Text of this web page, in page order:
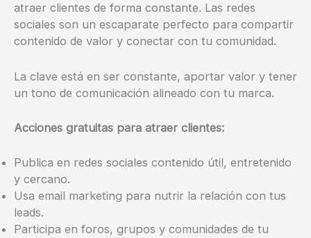
atraer clientes de forma constante. Las redes
sociales son un escaparate perfecto para compartir
contenido de valor y conectar con tu comunidad.
La clave está en ser constante, aportar valor y tener
un tono de comunicación alineado con tu marca.
Acciones gratuitas para atraer clientes:
Publica en redes sociales contenido útil, entretenido
y cercano.
Usa email marketing para nutrir la relación con tus
leads.
Participa en foros, grupos y comunidades de tu